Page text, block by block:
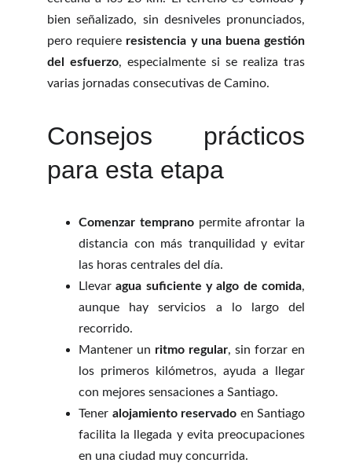
bien señalizado, sin desniveles pronunciados,
pero requiere resistencia y una buena gestión
del esfuerzo, especialmente si se realiza tras
varias jornadas consecutivas de Camino.
Consejos prácticos
para esta etapa
Comenzar tempranopermite afrontar la
distancia con más tranquilidad y evitar
las horas centrales del día.
Llevaragua suficiente y algo de comida,
aunque hay servicios a lo largo del
recorrido.
Mantener un ritmo regular, sin forzar en
los primeros kilómetros, ayuda a llegar
con mejores sensaciones a Santiago.
Tener alojamiento reservado en Santiago
facilita la llegada y evita preocupaciones
en una ciudad muy concurrida.